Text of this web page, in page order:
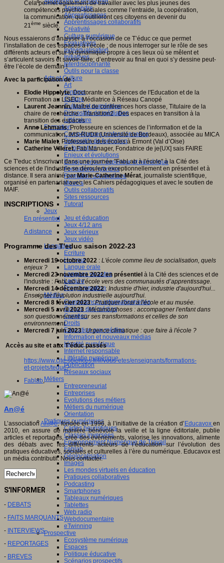
Apprendre
Apprentissages
Apprentissages collaboratifs
Créativité
Culture numérique
Evaluations
Individualisation
Initiatives
Interdisciplinarité
Outils pour la classe
Arts et Culture
Art
Cinéma
Culture
Culture et numérique
Dispositifs de médiation
Littérature
Formation
Compétences professionnelles
Dispositifs de formation
E- formation
Enjeux et évolutions
Enseignement supérieur et numérique
Formations hybrides
Formation universitaire
Mooc’s
Outils collaboratifs
Sites ressources
Tutorat
Jeux
Jeu et éducation
Jeux 4/12 ans
Jeux sérieux
Jeux vidéo
Langages
Ecriture
Humour
Langue orale
Langues vivantes
Lecture
Programmation
Médias
Compétences informationnelles
Culture des médias
Curation
Droits
Education aux médias
Information et nouveaux médias
Identité numérique
Internet responsable
Littératie numérique
Publication
Réseaux sociaux
Métiers
Entrepreneuriat
Entreprises
Evolutions des métiers
Métiers du numérique
Orientation
Pratiques numériques
Cartes heuristiques
Classes inversées
Environnement Numérique de Travail
Fablab
Géolocalisation
Images
Les mondes virtuels en éducation
Pratiques collaboratives
Podcasting
Smartphones
Tableaux numériques
Tablettes
Web radio
Webdocumentaire
eTwinning
Prospective
Ecosystème numérique
Espaces
Politique éducative
Scénarios prospectifs
Cela permet également de travailler avec les plus jeunes des
compétences psycho-sociales comme l’entraide, la coopération,
la communication, qui outilleront ces citoyens en devenir du
21ème siècle.
Nous essaierons d’analyser à l’occasion de ce T’éduc ce que permet
l’installation de ces espaces à l’école ; de nous interroger sur le rôle de ses
différents acteurs et sur la dynamique propre à ces lieux où se mêlent et
s’articulent savoirs et savoir-faire; d’entrevoir au final en quoi s’y dessine peut-
être l’école de demain !
Avec la participation de :
Elodie Hippolyte, Doctorante en Sciences de l'Education et de la
Formation au LISEC, Médiatrice à Réseau Canopé
Laurent Jeannin,Maître de conférences hors classe, Titulaire de la
chaire de recherche : Transition2 : Des espaces en transition à la
transition des espaces
Anne Lehmans, Professeure en sciences de l’information et de la
communication, IMS-RUDII (Université de Bordeaux), associée au MICA
Marie Mialet, Professeure des écoles à Ermont (Val d’Oise)
Catherine Villeret, Fab Manager, Fondatrice de je{UX] sais FAIRE
Ce T'educ s'inscrivant dans une journée "FabLab à l'école" à la Cité des
sciences et de l'industrie se déroulera exceptionnellement en présentiel et à
distance. Il sera animé parMarie-Catherine Mérat, journaliste scientifique,
organisé en partenariat avec les Cahiers pédagogiques et avec le soutien de
MAIF.
INSCRIPTIONS
En présentiel
A distance
Programme des T'educ saison 2022-23
Mercredi 19 octobre 2022 : L'école comme lieu de socialisation, quels
enjeux ?
Mercredi 23 novembre 2022 en présentiel à la Cité des sciences et de
l'industrie : FabLab à l’école vers des communautés d’apprentissage.
Mercredi 14 décembre 2022: Industrie d'hier, industrie d'aujourd'hui...
Enseigner l'évolution industrielle aujourd'hui.
Mercredi 8 février 2023:Pratiquer l'oral à l'école et au musée.
Mercredi 5 avril 2023 : Métamorphoses : accompagner l'enfant dans
son questionnement sur ses transformations et celles de son
environnement.
Mercredi 7 juin 2023:Urgence climatique : que faire à l'école ?
Accès au site et aux T'éduc passés
https://www.cite-sciences.fr/fr/vous-etes/enseignants/formations-
et-projets/teduc?
Fablab,
An@é
L’associationAn@é, fondée en 1996, à l’initiative de la création d’ Educavoxen
2010, en assure de manière bénévole la veille et la ligne éditoriale, publie
articles et reportages, crée des événements, valorise les innovations, alimente
des débats avec les différents acteurs de l’éducation sur l’évolution des
pratiques éducatives, sociales et culturelles à l’ère du numérique. Educavox est
un média contributif. Nous contacter.
S'INFORMER
- DEBATS
- FAITS MARQUANTS
- INTERVIEWS
- REPORTAGES
- BREVES